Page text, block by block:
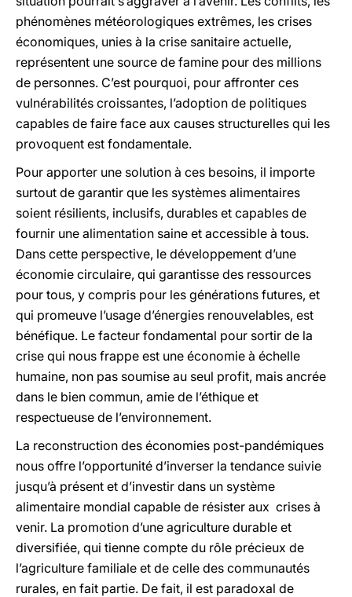
phénomènes météorologiques extrêmes, les crises
économiques, unies à la crise sanitaire actuelle,
représentent une source de famine pour des millions
de personnes. C’est pourquoi, pour affronter ces
vulnérabilités croissantes, l’adoption de politiques
capables de faire face aux causes structurelles qui les
provoquent est fondamentale.
Pour apporter une solution à ces besoins, il importe
surtout de garantir que les systèmes alimentaires
soient résilients, inclusifs, durables et capables de
fournir une alimentation saine et accessible à tous.
Dans cette perspective, le développement d’une
économie circulaire, qui garantisse des ressources
pour tous, y compris pour les générations futures, et
qui promeuve l’usage d’énergies renouvelables, est
bénéfique. Le facteur fondamental pour sortir de la
crise qui nous frappe est une économie à échelle
humaine, non pas soumise au seul profit, mais ancrée
dans le bien commun, amie de l’éthique et
respectueuse de l’environnement.
La reconstruction des économies post-pandémiques
nous offre l’opportunité d’inverser la tendance suivie
jusqu’à présent et d’investir dans un système
alimentaire mondial capable de résister aux crises à
venir. La promotion d’une agriculture durable et
diversifiée, qui tienne compte du rôle précieux de
l’agriculture familiale et de celle des communautés
rurales, en fait partie. De fait, il est paradoxal de